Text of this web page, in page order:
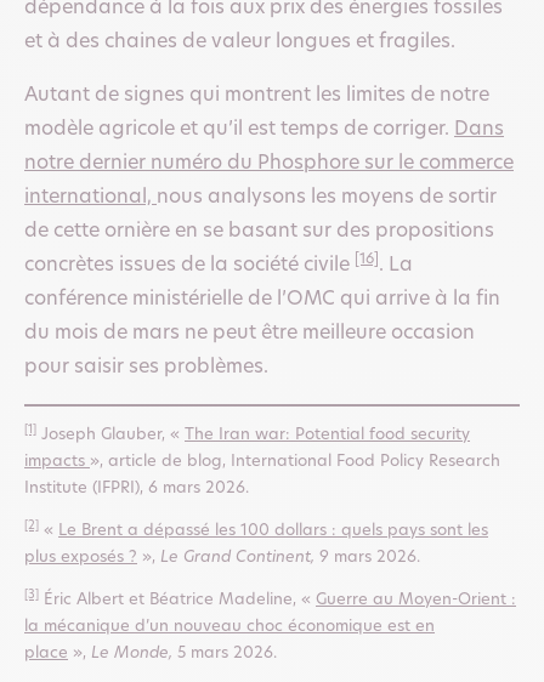
dépendance à la fois aux prix des énergies fossiles
et à des chaines de valeur longues et fragiles.
Autant de signes qui montrent les limites de notre
modèle agricole et qu’il est temps de corriger. Dans
notre dernier numéro du Phosphore sur le commerce
international, nous analysons les moyens de sortir
de cette ornière en se basant sur des propositions
concrètes issues de la société civile
[16] . La
conférence ministérielle de l’OMC qui arrive à la fin
du mois de mars ne peut être meilleure occasion
pour saisir ses problèmes.
Joseph Glauber, «
The Iran war: Potential food security
impacts », article de blog, International Food Policy Research
Institute (IFPRI), 6 mars 2026.
[2] « Le Brent a dépassé les 100 dollars : quels pays sont les
plus exposés ? », Le Grand Continent, 9 mars 2026.
[3] Éric Albert et Béatrice Madeline, « Guerre au Moyen-Orient :
la mécanique d’un nouveau choc économique est en
place », Le Monde, 5 mars 2026.